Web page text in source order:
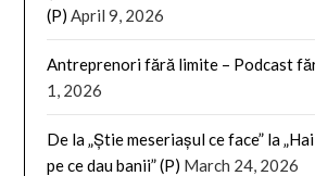
(P) April 9, 2026
Antreprenori fără limite – Podcast
1, 2026
De la „Știe meseriașul ce face” la
pe ce dau banii” (P) March 24, 2026